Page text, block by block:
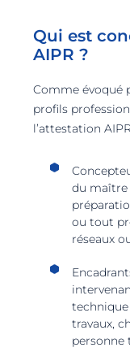
Qui est
AIPR ?
Comme évoqué
profils
l’attestation
du maître
ou tout
réseaux
travaux,
personne